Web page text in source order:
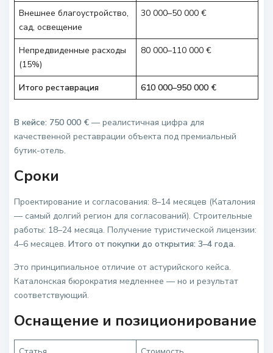
Внешнее благоустройство,
сад, освещение
30 000–50 000 €
Непредвиденные расходы
(15%)
80 000–110 000 €
Итого реставрация 610 000–950 000 €
В кейсе: 750 000 € — реалистичная цифра для
качественной реставрации объекта под премиальный
бутик-отель.
Сроки
Проектирование и согласования: 8–14 месяцев (Каталония
— самый долгий регион для согласований). Строительные
работы: 18–24 месяца. Получение туристической лицензии:
4–6 месяцев.Итого от покупки до открытия: 3–4 года.
Это принципиальное отличие от астурийского кейса.
Каталонская бюрократия медленнее — но и результат
соответствующий.
Оснащение и позиционирование